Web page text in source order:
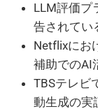
LLM評価プ
告されてい
Netflixにお
補助でのAI
TBSテレビ
動生成の実